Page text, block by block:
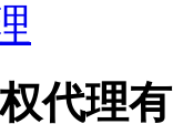
代理